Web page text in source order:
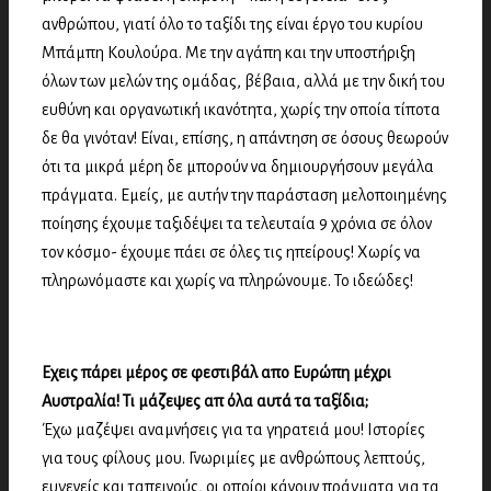
ανθρώπου, γιατί όλο το ταξίδι της είναι έργο του κυρίου
Μπάμπη Κουλούρα. Με την αγάπη και την υποστήριξη
όλων των μελών της ομάδας, βέβαια, αλλά με την δική του
ευθύνη και οργανωτική ικανότητα, χωρίς την οποία τίποτα
δε θα γινόταν! Είναι, επίσης, η απάντηση σε όσους θεωρούν
ότι τα μικρά μέρη δε μπορούν να δημιουργήσουν μεγάλα
πράγματα. Εμείς, με αυτήν την παράσταση μελοποιημένης
ποίησης έχουμε ταξιδέψει τα τελευταία 9 χρόνια σε όλον
τον κόσμο- έχουμε πάει σε όλες τις ηπείρους! Χωρίς να
πληρωνόμαστε και χωρίς να πληρώνουμε. Το ιδεώδες!
Εχεις πάρει μέρος σε φεστιβάλ απο Ευρώπη μέχρι
Αυστραλία! Τι μάζεψες απ όλα αυτά τα ταξίδια;
Έχω μαζέψει αναμνήσεις για τα γηρατειά μου! Ιστορίες
για τους φίλους μου. Γνωριμίες με ανθρώπους λεπτούς,
ευγενείς και ταπεινούς, οι οποίοι κάνουν πράγματα για τα